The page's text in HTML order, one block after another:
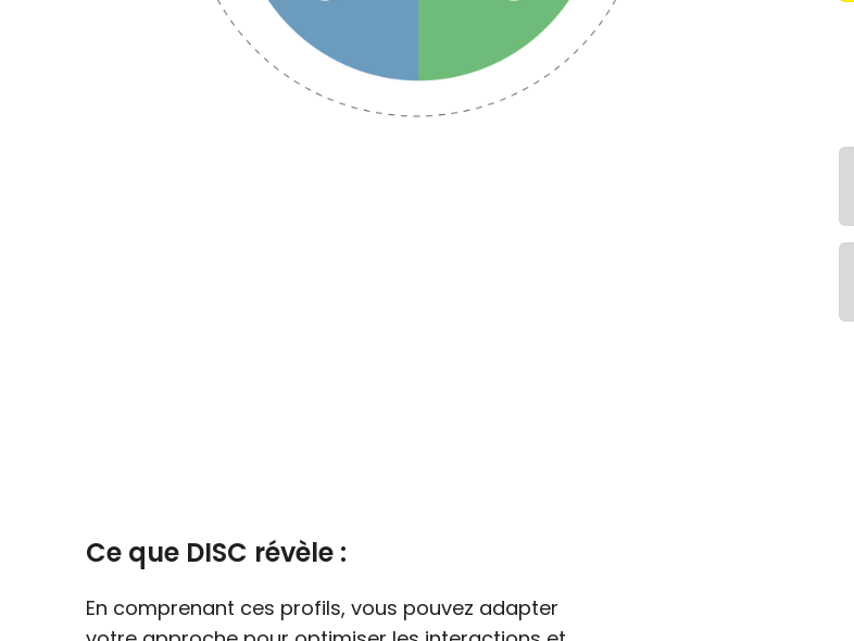
Ce que DISC révèle :
En comprenant ces profils, vous pouvez adapter